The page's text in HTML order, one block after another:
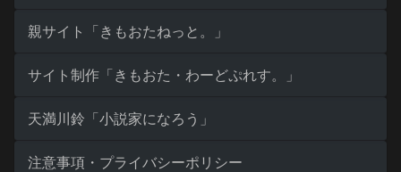
親サイト「きもおたねっと。」
サイト制作「きもおた・わーどぷれす。」
天満川鈴「小説家になろう」
注意事項・プライバシーポリシー